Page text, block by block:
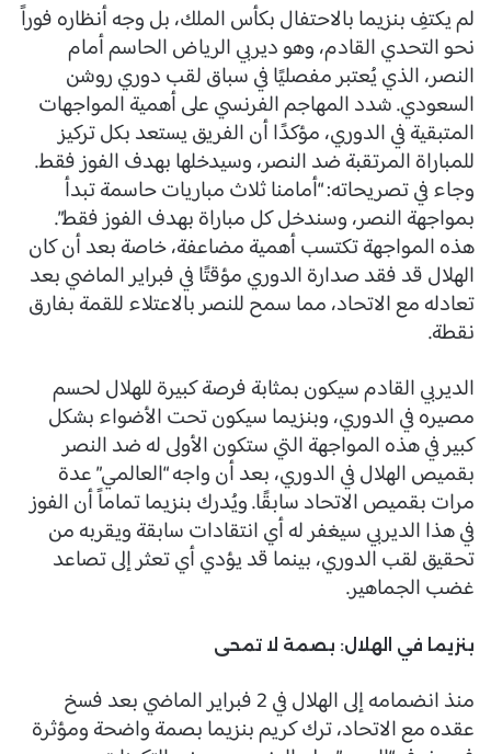
لم يكتفِ بنزيما بالاحتفال بكأس الملك، بل وجه أنظاره فوراً
نحو التحدي القادم، وهو ديربي الرياض الحاسم أمام
النصر، الذي يُعتبر مفصليًا في سباق لقب دوري روشن
السعودي. شدد المهاجم الفرنسي على أهمية المواجهات
المتبقية في الدوري، مؤكدًا أن الفريق يستعد بكل تركيز
للمباراة المرتقبة ضد النصر، وسيدخلها بهدف الفوز فقط.
وجاء في تصريحاته: “أمامنا ثلاث مباريات حاسمة تبدأ
بمواجهة النصر، وسندخل كل مباراة بهدف الفوز فقط”.
هذه المواجهة تكتسب أهمية مضاعفة، خاصة بعد أن كان
الهلال قد فقد صدارة الدوري مؤقتًا في فبراير الماضي بعد
تعادله مع الاتحاد، مما سمح للنصر بالاعتلاء للقمة بفارق
نقطة.
الديربي القادم سيكون بمثابة فرصة كبيرة للهلال لحسم
مصيره في الدوري، وبنزيما سيكون تحت الأضواء بشكل
كبير في هذه المواجهة التي ستكون الأولى له ضد النصر
بقميص الهلال في الدوري، بعد أن واجه “العالمي” عدة
مرات بقميص الاتحاد سابقًا. ويُدرك بنزيما تماماً أن الفوز
في هذا الديربي سيغفر له أي انتقادات سابقة ويقربه من
تحقيق لقب الدوري، بينما قد يؤدي أي تعثر إلى تصاعد
غضب الجماهير.
بنزيما في الهلال: بصمة لا تمحى
منذ انضمامه إلى الهلال في 2 فبراير الماضي بعد فسخ
عقده مع الاتحاد، ترك كريم بنزيما بصمة واضحة ومؤثرة